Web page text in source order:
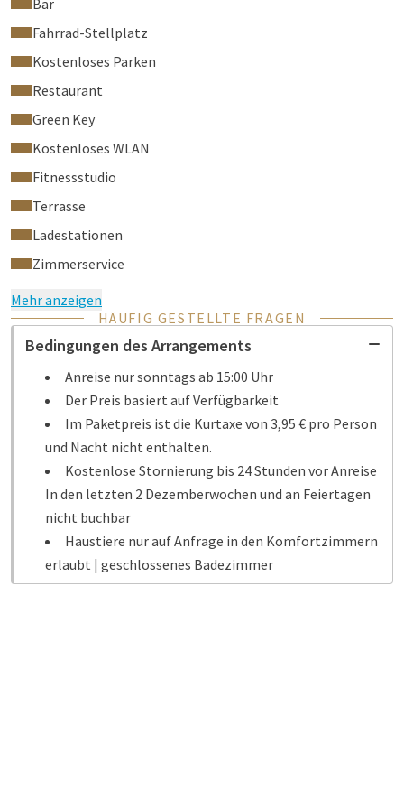
Bar
Fahrrad-Stellplatz
Kostenloses Parken
Restaurant
Green Key
Kostenloses WLAN
Fitnessstudio
Terrasse
Ladestationen
Zimmerservice
Mehr anzeigen
HÄUFIG GESTELLTE FRAGEN
Bedingungen des Arrangements
Anreise nur sonntags ab 15:00 Uhr
Der Preis basiert auf Verfügbarkeit
Im Paketpreis ist die Kurtaxe von 3,95 € pro Person
und Nacht nicht enthalten.
Kostenlose Stornierung bis 24 Stunden vor Anreise
In den letzten 2 Dezemberwochen und an Feiertagen
nicht buchbar
Haustiere nur auf Anfrage in den Komfortzimmern
erlaubt | geschlossenes Badezimmer